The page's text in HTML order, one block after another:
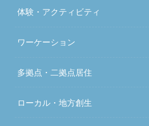
体験・アクティビティ
ワーケーション
多拠点・二拠点居住
ローカル・地方創生